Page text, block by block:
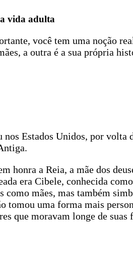
vida adulta
você tem uma noção
a outra é a sua própria
Estados Unidos, por
honra a Reia, a mãe dos
era Cibele, conhecida
como mães, mas também
tomou uma forma mais
que moravam longe de